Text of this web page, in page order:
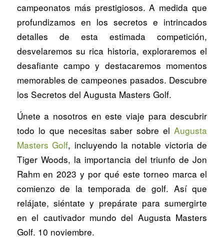
campeonatos más prestigiosos. A medida que
profundizamos en los secretos e intrincados
detalles de esta estimada competición,
desvelaremos su rica historia, exploraremos el
desafiante campo y destacaremos momentos
memorables de campeones pasados. Descubre
los Secretos del Augusta Masters Golf.
Únete a nosotros en este viaje para descubrir
todo lo que necesitas saber sobre elAugusta
Masters Golf, incluyendo la notable victoria de
Tiger Woods, la importancia del triunfo de Jon
Rahm en 2023 y por qué este torneo marca el
comienzo de la temporada de golf. Así que
relájate, siéntate y prepárate para sumergirte
en el cautivador mundo del Augusta Masters
Golf. 10 noviembre.